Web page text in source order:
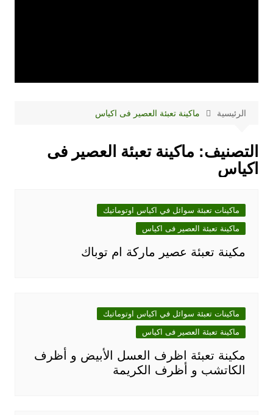
الرئيسية ماكينة تعبئة العصير فى اكياس
التصنيف: ماكينة تعبئة العصير فى
اكياس
ماكينات تعبئة سوائل في اكياس اوتوماتيك
ماكينة تعبئة العصير فى اكياس
مكينة تعبئة عصير ماركة ام توباك
ماكينات تعبئة سوائل في اكياس اوتوماتيك
ماكينة تعبئة العصير فى اكياس
مكينة تعبئة اظرف العسل الأبيض و أظرف
الكاتشب و أظرف الكريمة